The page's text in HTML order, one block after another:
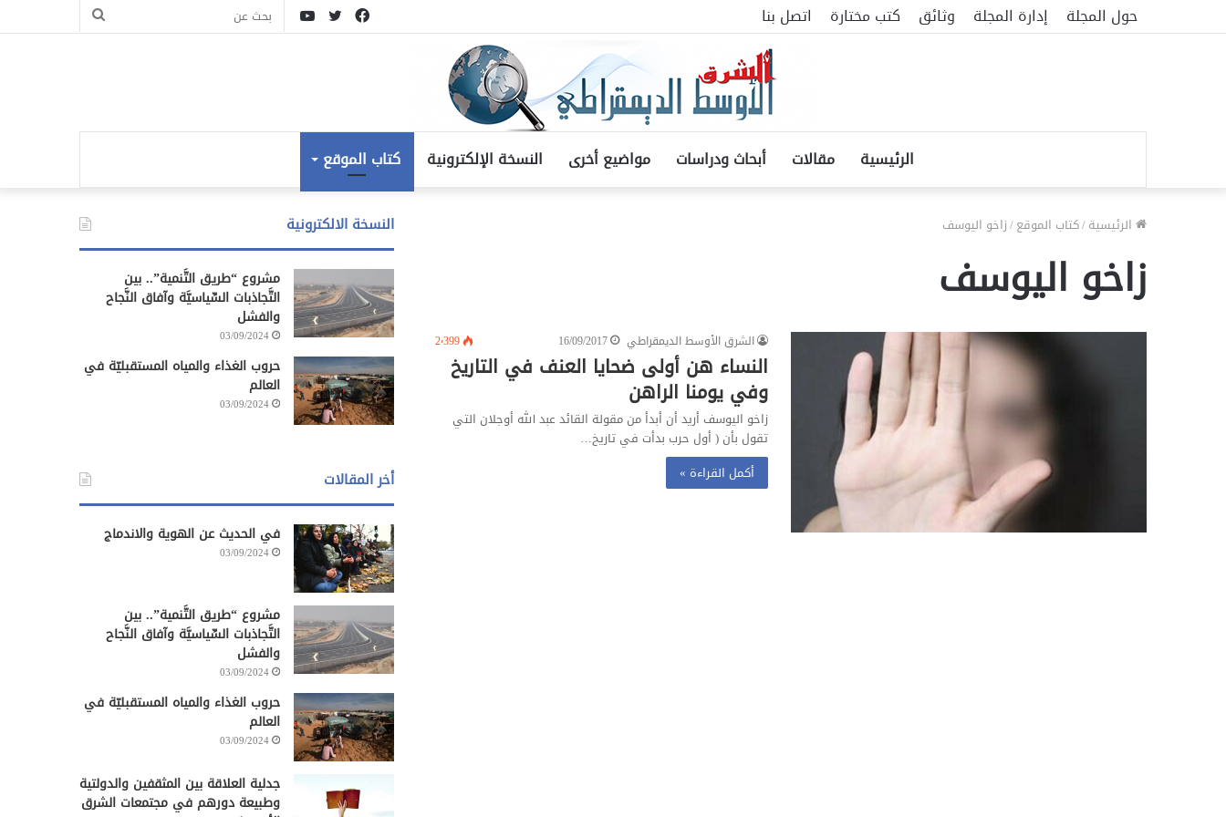
حول المجلة إدارة المجلة وثائق كتب مختارة اتصل بنا
بحث
يوتيوبتويتر
فيسبوك
الرئيسية مقالات أبحاث ودراسات مواضيع أخرى النسخة الإلكترونية كتاب الموقع
الرئيسية/كتاب الموقع/زاخو اليوسف
زاخو اليوسف
الشرق الأوسط الديمقراطي 16/09/2017 2٬399
النساء هن أولى ضحايا العنف في التاريخ
وفي يومنا الراهن
زاخو اليوسف أريد أن أبدأ من مقولة القائد عبد الله أوجلان التي
تقول بأن ( أول حرب بدأت في تاريخ…
أكمل القراءة »
النسخة الالكترونية
مشروع “طريق التَّنمية”.. بين
التَّجاذبات السِّياسيَّة وآفاق النَّجاح
والفشل
03/09/2024
حروب الغذاء والمياه المستقبليّة في
العالم
03/09/2024
أخر المقالات
في الحديث عن الهوية والاندماج
03/09/2024
مشروع “طريق التَّنمية”.. بين
التَّجاذبات السِّياسيَّة وآفاق النَّجاح
والفشل
03/09/2024
حروب الغذاء والمياه المستقبليّة في
العالم
03/09/2024
جدلية العلاقة بين المثقفين والدولتية
وطبيعة دورهم في مجتمعات الشرق